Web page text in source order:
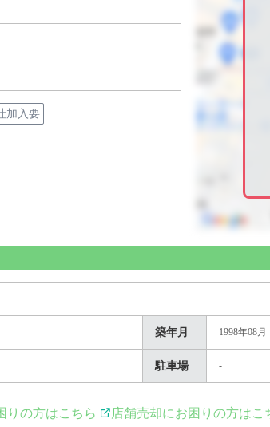
加入要
築年月 1998年08月
駐車場 -
りの方はこちら 店舗売却にお困りの方はこ